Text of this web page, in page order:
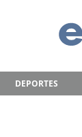
DEPORTES